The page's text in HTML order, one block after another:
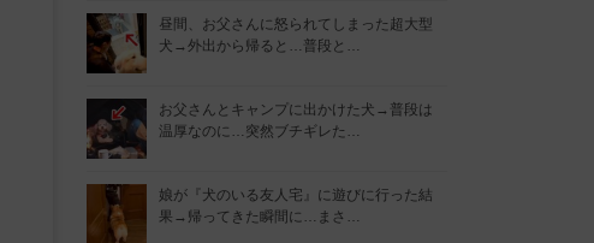
昼間、お父さんに怒られてしまった超大型
犬→外出から帰ると…普段と…
お父さんとキャンプに出かけた犬→普段は
温厚なのに…突然ブチギレた…
娘が『犬のいる友人宅』に遊びに行った結
果→帰ってきた瞬間に…まさ…